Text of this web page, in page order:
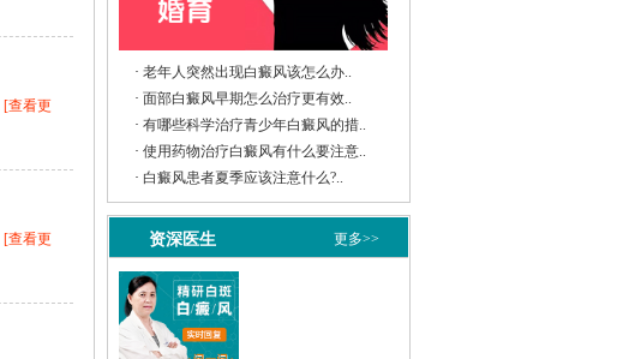
[查看更
[查看更
· 老年人突然出现白癜风该怎么办..
· 面部白癜风早期怎么治疗更有效..
· 有哪些科学治疗青少年白癜风的措..
· 使用药物治疗白癜风有什么要注意..
· 白癜风患者夏季应该注意什么?..
资深医生 更多>>